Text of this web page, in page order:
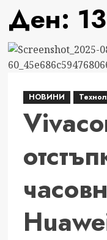
Ден:
НОВИНИ